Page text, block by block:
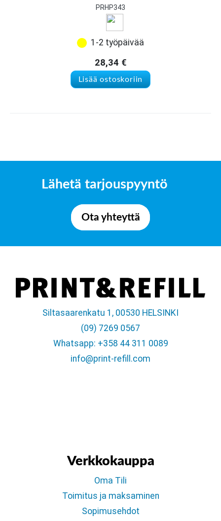
PRHP343
1-2 työpäivää
28,34 €
Lisää ostoskoriin
Lähetä tarjouspyyntö
Ota yhteyttä
Siltasaarenkatu 1, 00530 HELSINKI
(09) 7269 0567
Whatsapp: +358 44 311 0089
info@print-refill.com
Verkkokauppa
Oma Tili
Toimitus ja maksaminen
Sopimusehdot